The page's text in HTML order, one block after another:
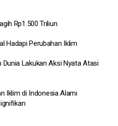
Rp1.500 Triliun
Hadapi Perubahan Iklim
Lakukan Aksi Nyata Atasi
Iklim di Indonesia Alami